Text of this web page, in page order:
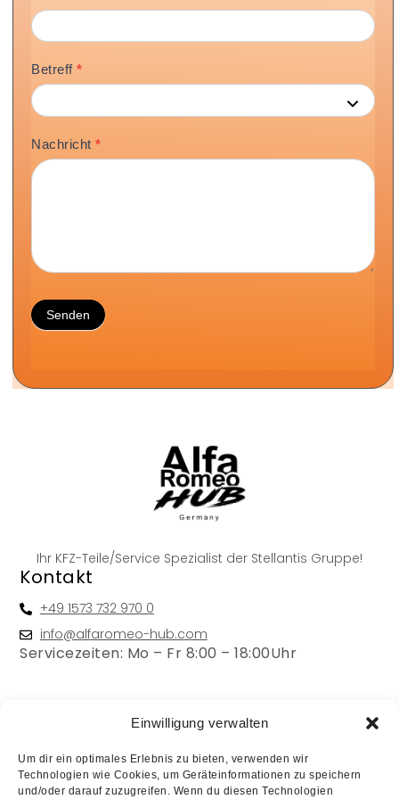
Einwilligung verwalten
Um dir ein optimales Erlebnis zu bieten, verwenden wir
Technologien wie Cookies, um Geräteinformationen zu speichern
und/oder darauf zuzugreifen. Wenn du diesen Technologien
Betreff *
Nachricht *
Senden
Ihr KFZ-Teile/Service Spezialist der Stellantis Gruppe!
Kontakt
+49 1573 732 970 0
info@alfaromeo-hub.com
Servicezeiten: Mo – Fr 8:00 – 18:00Uhr
Impressum
Haftungsausschluss